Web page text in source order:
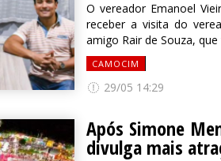
O vereador Emanoel
receber a visita do
amigo Rair de Souza,
CAMOCIM
29/05 14:29
Após Simone
divulga mais